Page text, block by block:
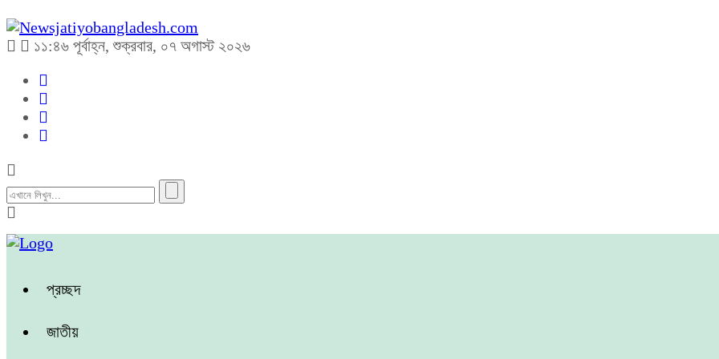
১১:৪৬ পূর্বাহ্ন, শুক্রবার, ০৭ অগাস্ট ২০২৬
প্রচ্ছদ
জাতীয়